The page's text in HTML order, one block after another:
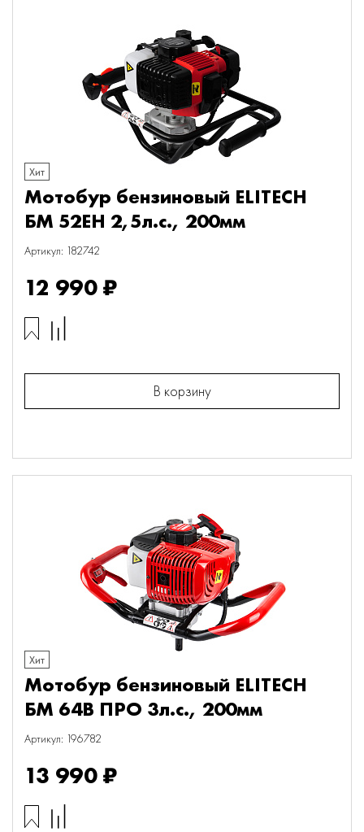
Хит
Мотобур бензиновый ELITECH
БМ 52ЕH 2,5л.с., 200мм
Артикул: 182742
12 990 ₽
В корзину
Хит
Мотобур бензиновый ELITECH
БМ 64В ПРО 3л.с., 200мм
Артикул: 196782
13 990 ₽